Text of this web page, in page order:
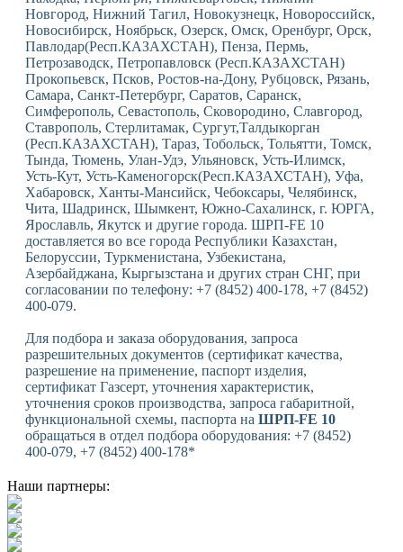
Новгород, Нижний Тагил, Новокузнецк, Новороссийск,
Новосибирск, Ноябрьск, Озерск, Омск, Оренбург, Орск,
Павлодар(Респ.КАЗАХСТАН), Пенза, Пермь,
Петрозаводск, Петропавловск (Респ.КАЗАХСТАН)
Прокопьевск, Псков, Ростов-на-Дону, Рубцовск, Рязань,
Самара, Санкт-Петербург, Саратов, Саранск,
Симферополь, Севастополь, Сковородино, Славгород,
Ставрополь, Стерлитамак, Сургут,Талдыкорган
(Респ.КАЗАХСТАН), Тараз, Тобольск, Тольятти, Томск,
Тында, Тюмень, Улан-Удэ, Ульяновск, Усть-Илимск,
Усть-Кут, Усть-Каменогорск(Респ.КАЗАХСТАН), Уфа,
Хабаровск, Ханты-Мансийск, Чебоксары, Челябинск,
Чита, Шадринск, Шымкент, Южно-Сахалинск, г. ЮРГА,
Ярославль, Якутск и другие города. ШРП-FE 10
доставляется во все города Республики Казахстан,
Белоруссии, Туркменистана, Узбекистана,
Азербайджана, Кыргызстана и других стран СНГ, при
согласовании по телефону: +7 (8452) 400-178, +7 (8452)
400-079.
Для подбора и заказа оборудования, запроса
разрешительных документов (сертификат качества,
разрешение на применение, паспорт изделия,
сертификат Газсерт, уточнения характеристик,
уточнения сроков производства, запроса габаритной,
функциональной схемы, паспорта на ШРП-FE 10
обращаться в отдел подбора оборудования: +7 (8452)
400-079, +7 (8452) 400-178*
Наши партнеры: